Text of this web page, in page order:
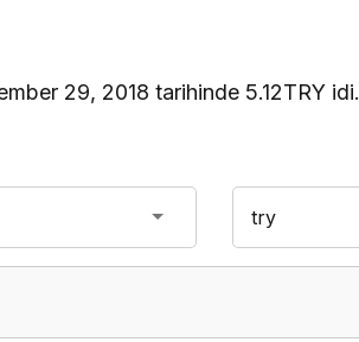
29, 2018 tarihinde 5.12TRY idi.